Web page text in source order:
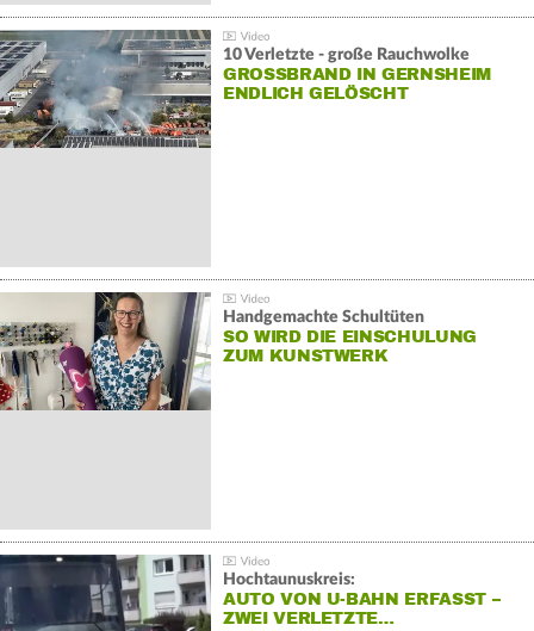
10 Verletzte - große Rauchwolke
GROSSBRAND IN GERNSHEIM E
NDLICH GELÖSCHT
Handgemachte Schultüten
SO WIRD DIE EINSCHULUNG
ZUM KUNSTWERK
Hochtaunuskreis:
AUTO VON U-BAHN ERFASST –
ZWEI VERLETZTE…